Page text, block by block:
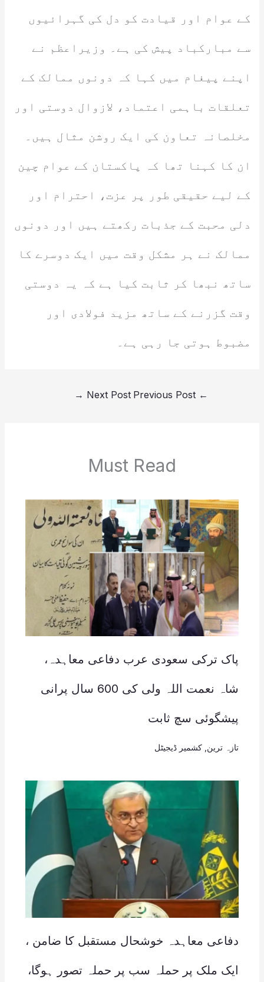
کے عوام اور قیادت کو دل کی گہرائیوں
سے مبارکباد پیش کی ہے۔ وزیراعظم نے
اپنے پیغام میں کہا کہ دونوں ممالک کے
تعلقات باہمی اعتماد، لازوال دوستی اور
مخلصانہ تعاون کی ایک روشن مثال ہیں۔
ان کا کہنا تھا کہ پاکستان کے عوام چین
کے لیے حقیقی طور پر عزت، احترام اور
دلی محبت کے جذبات رکھتے ہیں اور دونوں
ممالک نے ہر مشکل وقت میں ایک دوسرے کا
ساتھ نبھا کر ثابت کیا ہے کہ یہ دوستی
وقت گزرنے کے ساتھ مزید فولادی اور
مضبوط ہوتی جا رہی ہے۔
←
Next Post
→
Must Read
پاک ترکی سعودی عرب دفاعی معاہدہ،
شاہ نعمت اللہ ولی کی 600 سال پرانی
پیشگوئی سچ ثابت
تازہ ترین کشمیر ڈیجیٹل
دفاعی معاہدہ خوشحال مستقبل کا ضامن ،
ایک ملک پر حملہ سب پر حملہ تصور ہوگا،